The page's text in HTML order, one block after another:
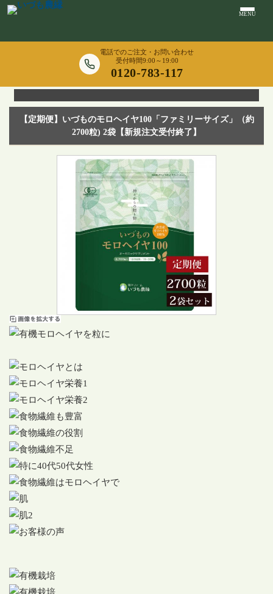
MENU
電話でのご注文・お問い合わせ
受付時間9:00～19:00
0120-783-117
【定期便】いづものモロヘイヤ100「ファミリーサイズ」（約
2700粒) 2袋【新規注文受付終了】